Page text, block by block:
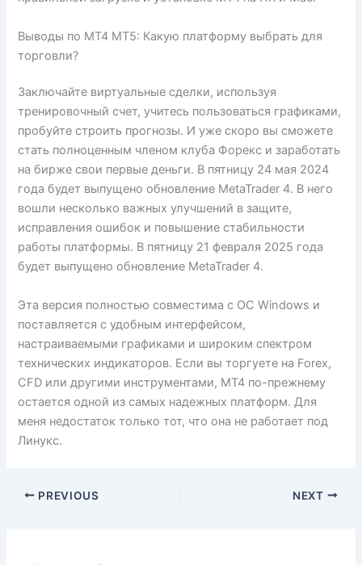
Выводы по МТ4 МТ5: Какую платформу выбрать для
торговли?
Заключайте виртуальные сделки, используя
тренировочный счет, учитесь пользоваться графиками,
пробуйте строить прогнозы. И уже скоро вы сможете
стать полноценным членом клуба Форекс и заработать
на бирже свои первые деньги. В пятницу 24 мая 2024
года будет выпущено обновление MetaTrader 4. В него
вошли несколько важных улучшений в защите,
исправления ошибок и повышение стабильности
работы платформы. В пятницу 21 февраля 2025 года
будет выпущено обновление MetaTrader 4.
Эта версия полностью совместима с ОС Windows и
поставляется с удобным интерфейсом,
настраиваемыми графиками и широким спектром
технических индикаторов. Если вы торгуете на Forex,
CFD или другими инструментами, MT4 по-прежнему
остается одной из самых надежных платформ. Для
меня недостаток только тот, что она не работает под
Линукс.
PREVIOUS NEXT